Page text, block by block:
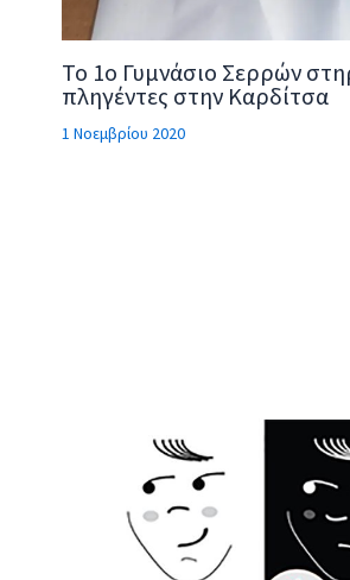
Το 1ο Γυμνάσιο Σερρών
πληγέντες στην Καρδίτσα
1 Νοεμβρίου 2020